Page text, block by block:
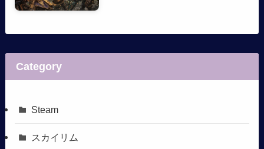
Category
Steam
スカイリム